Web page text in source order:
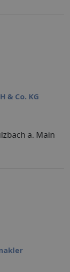
& Co. KG
a. Main